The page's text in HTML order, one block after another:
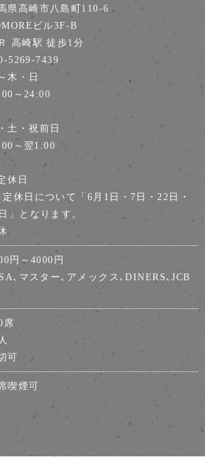
県高崎市八島町110-6
ビル3F-B
高崎駅 徒歩1分
5269-7439
木・日
～24:00
土・祝前日
～翌1:00
休日
定休日について「6月1日・7日・22日・
」となります。
円～4000円
､マスター､アメックス､DINERS､JCB
席
可
喫煙可